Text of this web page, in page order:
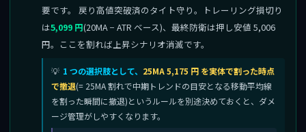
要です。 戻り高値突破済のタイト守り。トレーリング損切り
は5,099 円(20MA − ATR ベース)、最終防衛は押し安値 5,006
円。ここを割れば上昇シナリオ消滅です。
1 つの選択肢として、 25MA 5,175 円 を実体で割った時点
で撤退(= 25MA 割れで中期トレンドの目安となる移動平均線
を割った瞬間に撤退)というルールを別途決めておくと、ダメ
ージ管理がしやすくなります。